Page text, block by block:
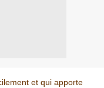
et qui apporte